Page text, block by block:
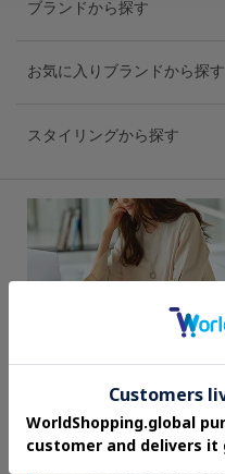
ブランドから探す
お気に入りブランドから探す
スタイリングから探す